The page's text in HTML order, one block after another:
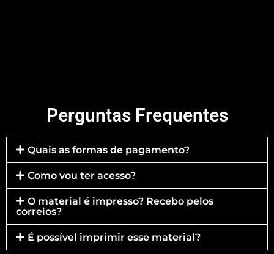
Perguntas Frequentes
Quais as formas de pagamento?
Como vou ter acesso?
O material é impresso? Recebo pelos
correios?
É possível imprimir esse material?